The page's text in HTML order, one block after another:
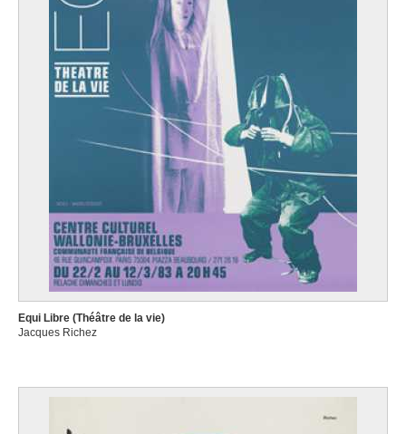
Equi Libre (Théâtre de la vie)
Jacques Richez